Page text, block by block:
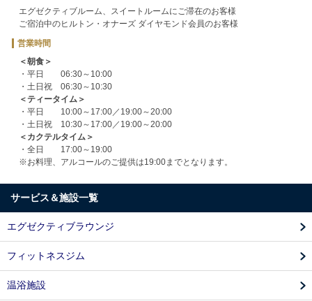
エグゼクティブルーム、スイートルームにご滞在のお客様
ご宿泊中のヒルトン・オナーズ ダイヤモンド会員のお客様
営業時間
＜朝食＞
・平日 06:30～10:00
・土日祝 06:30～10:30
＜ティータイム＞
・平日 10:00～17:00／19:00～20:00
・土日祝 10:30～17:00／19:00～20:00
＜カクテルタイム＞
・全日 17:00～19:00
※お料理、アルコールのご提供は19:00までとなります。
サービス＆施設一覧
エグゼクティブラウンジ
フィットネスジム
温浴施設